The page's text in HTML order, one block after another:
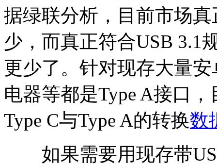
据绿联分析，目前市场
少，而真正符合USB 3.1
更少了。针对现存大量
电器等都是Type A接口
Type C与Type A的转换数
如果需要用现存带